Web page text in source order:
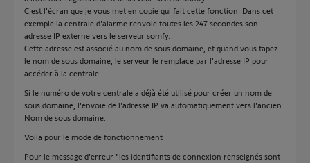
C'est l'écran que je vous met en copie qui fait cette fonction. Dans cet
exemple la centrale d'alarme renvoie toutes les 247 secondes son
adresse IP externe vers le serveur somfy.
Cette adresse est associé au nom de sous domaine, et quand vous tapez
le nom de sous domaine, le serveur le remplace par l'adresse IP pour
accéder à la centrale.
Si le numéro de votre centrale a déjà été utilisé pour créer un nom de
sous domaine, l'envoie de l'adresse IP va automatiquement vers l'ancien
Nom de sous domaine.
Voila pour le mode de fonctionnement
Pour le message d'erreur "les identifiants de connexion renseignés sont